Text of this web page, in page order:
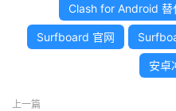
Clash for Android 替
Surfboard 官网
安卓
上一篇